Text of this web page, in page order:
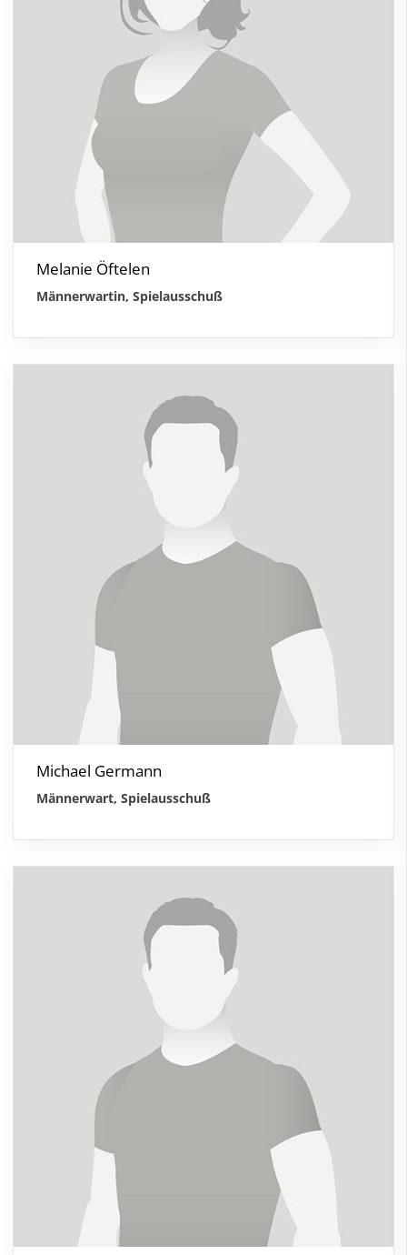
Melanie Öftelen
Männerwartin, Spielausschuß
Michael Germann
Männerwart, Spielausschuß